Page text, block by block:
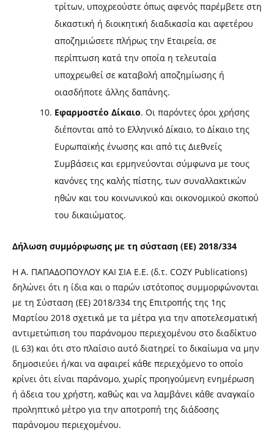
τρίτων, υποχρεούστε όπως αφενός παρέμβετε στη
δικαστική ή διοικητική διαδικασία και αφετέρου
αποζημιώσετε πλήρως την Εταιρεία, σε
περίπτωση κατά την οποία η τελευταία
υποχρεωθεί σε καταβολή αποζημίωσης ή
οιασδήποτε άλλης δαπάνης.
Εφαρμοστέο Δίκαιο. Οι παρόντες όροι χρήσης
διέπονται από το Ελληνικό Δίκαιο, το Δίκαιο της
Ευρωπαϊκής ένωσης και από τις Διεθνείς
Συμβάσεις και ερμηνεύονται σύμφωνα με τους
κανόνες της καλής πίστης, των συναλλακτικών
ηθών και του κοινωνικού και οικονομικού σκοπού
του δικαιώματος.
Δήλωση συμμόρφωσης με τη σύσταση (ΕΕ) 2018/334
Η Α. ΠΑΠΑΔΟΠΟΥΛΟΥ ΚΑΙ ΣΙΑ Ε.Ε. (δ.τ. COZY Publications)
δηλώνει ότι η ίδια και ο παρών ιστότοπος συμμορφώνονται
με τη Σύσταση (ΕΕ) 2018/334 της Επιτροπής της 1ης
Μαρτίου 2018 σχετικά με τα μέτρα για την αποτελεσματική
αντιμετώπιση του παράνομου περιεχομένου στο διαδίκτυο
(L 63) και ότι στο πλαίσιο αυτό διατηρεί το δικαίωμα να μην
δημοσιεύει ή/και να αφαιρεί κάθε περιεχόμενο το οποίο
κρίνει ότι είναι παράνομο, χωρίς προηγούμενη ενημέρωση
ή άδεια του χρήστη, καθώς και να λαμβάνει κάθε αναγκαίο
προληπτικό μέτρο για την αποτροπή της διάδοσης
παράνομου περιεχομένου.